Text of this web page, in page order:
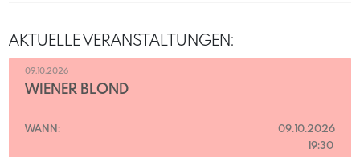
AKTUELLE VERANSTALTUNGEN:
09.10.2026
WIENER BLOND
WANN:
09.10.2026
19:30